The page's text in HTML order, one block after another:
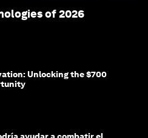
of 2026
Unlocking the $700